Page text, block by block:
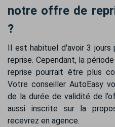
notre offre de
?
Il est habituel d'avoir 3
reprise. Cependant, la
reprise pourrait être plus
Votre conseiller AutoEasy
de la durée de validité de
aussi inscrite sur la
recevrez en agence.